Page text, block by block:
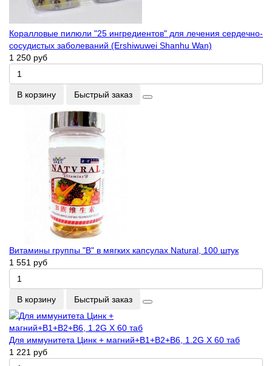
Коралловые пилюли "25 ингредиентов" для лечения сердечно-
сосудистых заболеваний (Ershiwuwei Shanhu Wan)
1 250 руб
В корзину Быстрый заказ
Витамины группы "B" в мягких капсулах Natural, 100 штук
1 551 руб
В корзину Быстрый заказ
Для иммунитета Цинк + магний+B1+B2+B6, 1.2G X 60 таб
1 221 руб